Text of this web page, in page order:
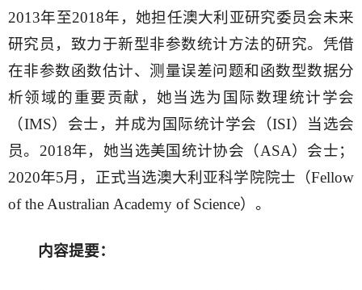
2013年至2018年，她担任澳大利亚研究委员会未来
研究员，致力于新型非参数统计方法的研究。凭借
在非参数函数估计、测量误差问题和函数型数据分
析领域的重要贡献，她当选为国际数理统计学会
（IMS）会士，并成为国际统计学会（ISI）当选会
员。2018年，她当选美国统计协会（ASA）会士；
2020年5月，正式当选澳大利亚科学院院士（Fellow
of the Australian Academy of Science）。
内容提要：